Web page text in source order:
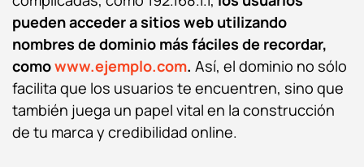
pueden acceder a sitios web utilizando
nombres de dominio más fáciles de recordar,
comowww.ejemplo.com. Así, el dominio no sólo
facilita que los usuarios te encuentren, sino que
también juega un papel vital en la construcción
de tu marca y credibilidad online.